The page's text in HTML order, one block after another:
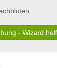
- Wizard